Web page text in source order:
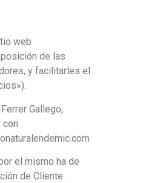
web
de las
y facilitarles el
Gallego,
con
el mismo ha de
de Cliente